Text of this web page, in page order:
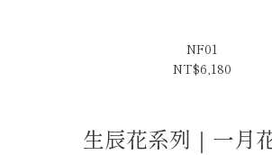
NF01
NT$6,180
生辰花系列｜一月